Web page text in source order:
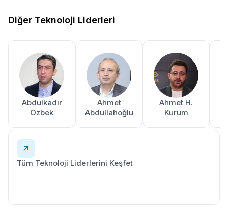
Diğer Teknoloji Liderleri
Abdulkadir
Özbek
Ahmet
Abdullahoğlu
Ahmet H.
Kurum
Tüm Teknoloji Liderlerini Keşfet